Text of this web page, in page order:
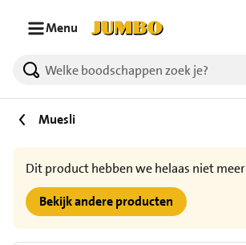
Menu
Muesli
Dit product hebben we helaas niet meer
Bekijk andere producten